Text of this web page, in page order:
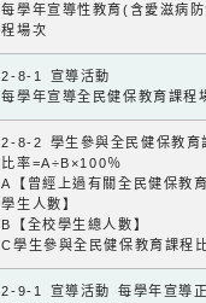
每學年宣導性教育(含愛滋病
程場次
2-8-1 宣導活動
每學年宣導全民健保教育課程
2-8-2 學生參與全民健保教育
比率=A÷B×100％
A【曾經上過有關全民健保教
學生人數】
B【全校學生總人數】
C學生參與全民健保教育課程
2-9-1 宣導活動 每學年宣導